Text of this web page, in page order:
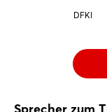
DFKI
Sprecher zum